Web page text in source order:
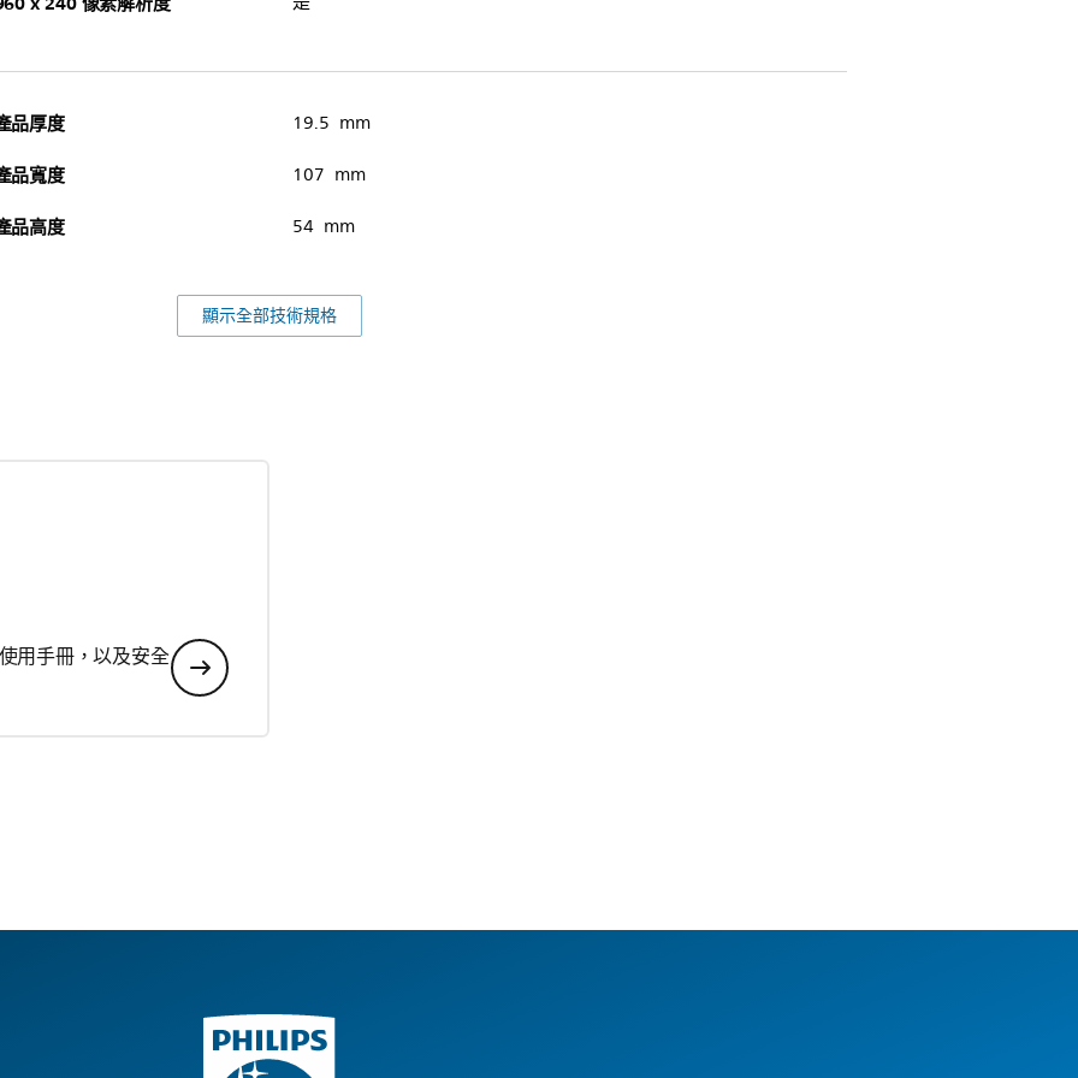
品厚度 19.5 mm
品寬度 107 mm
品高度 54 mm
顯示全部技術規格
用手冊，以及安全